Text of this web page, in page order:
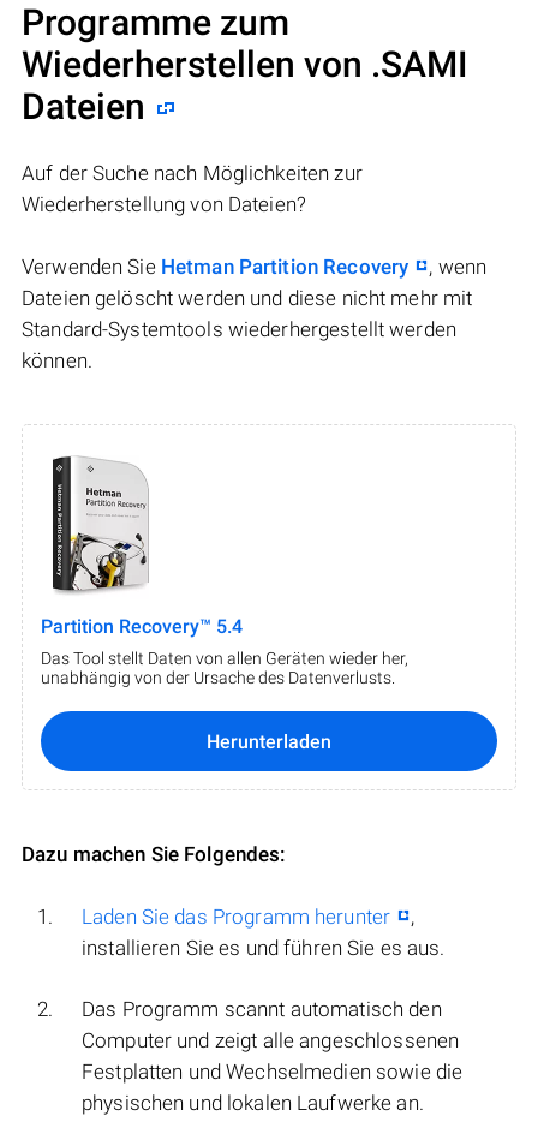
Programme zum
Wiederherstellen von .SAMI
Dateien
Auf der Suche nach Möglichkeiten zur
Wiederherstellung von Dateien?
Verwenden Sie Hetman Partition Recovery
, wenn
Dateien gelöscht werden und diese nicht mehr mit
Standard-Systemtools wiederhergestellt werden
können.
Partition Recovery™ 5.4
Das Tool stellt Daten von allen Geräten wieder her,
unabhängig von der Ursache des Datenverlusts.
Herunterladen
Dazu machen Sie Folgendes:
Laden Sie das Programm herunter
,
installieren Sie es und führen Sie es aus.
Das Programm scannt automatisch den
Computer und zeigt alle angeschlossenen
Festplatten und Wechselmedien sowie die
physischen und lokalen Laufwerke an.